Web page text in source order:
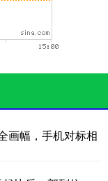
画幅，手机对标相